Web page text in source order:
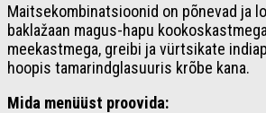
Maitsekombinatsioonid on põnevad ja
baklažaan magus-hapu
meekastmega, greibi ja vürtsikate
hoopis tamarindglasuuris krõbe kana.
Mida menüüst proovida: